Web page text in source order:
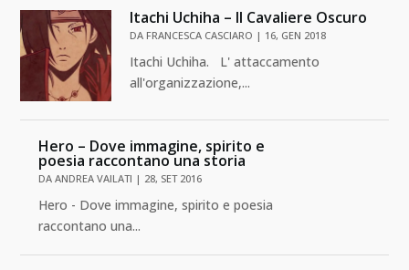
Itachi Uchiha – Il Cavaliere Oscuro
DA FRANCESCA CASCIARO | 16, GEN 2018
Itachi Uchiha. L' attaccamento
all'organizzazione,...
Hero – Dove immagine, spirito e
poesia raccontano una storia
DAANDREA VAILATI | 28, SET 2016
Hero - Dove immagine, spirito e poesia
raccontano una...